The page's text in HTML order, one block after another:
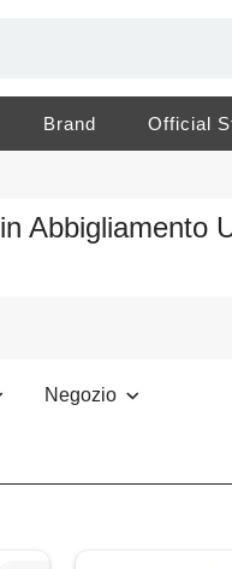
Brand Official
in Abbigliamento
Negozio